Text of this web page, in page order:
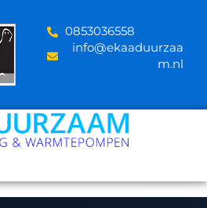
‪0853036558
info@ekaaduurzaa
m.nl